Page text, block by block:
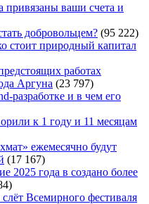
привязаны ваши счета и
добровольцем? (95 222)
стоит природный капитал
работах
Аргуна (23 797)
разработке и в чем его
к 1 году и 11 месяцам
ежемесячно будут
(17 167)
2025 года в создано более
Всемирного фестиваля